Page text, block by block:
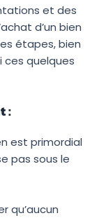
et des
d’un bien
étapes, bien
ces quelques
:
est primordial
pas sous le
qu’aucun